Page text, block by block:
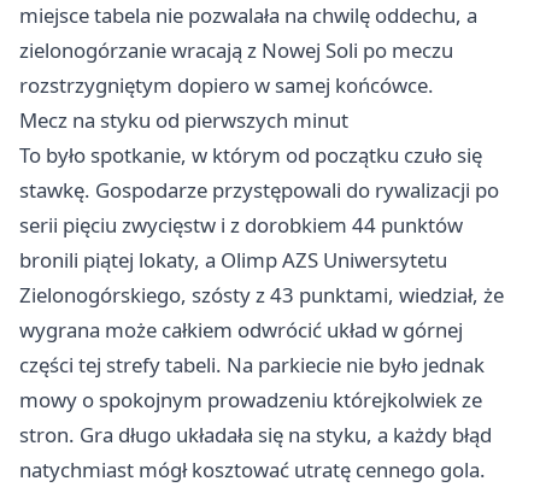
miejsce tabela nie pozwalała na chwilę oddechu, a
zielonogórzanie wracają z Nowej Soli po meczu
rozstrzygniętym dopiero w samej końcówce.
Mecz na styku od pierwszych minut
To było spotkanie, w którym od początku czuło się
stawkę. Gospodarze przystępowali do rywalizacji po
serii pięciu zwycięstw i z dorobkiem 44 punktów
bronili piątej lokaty, a Olimp AZS Uniwersytetu
Zielonogórskiego, szósty z 43 punktami, wiedział, że
wygrana może całkiem odwrócić układ w górnej
części tej strefy tabeli. Na parkiecie nie było jednak
mowy o spokojnym prowadzeniu którejkolwiek ze
stron. Gra długo układała się na styku, a każdy błąd
natychmiast mógł kosztować utratę cennego gola.